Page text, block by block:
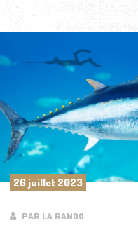
26 juillet 2023
PAR LA RANDO